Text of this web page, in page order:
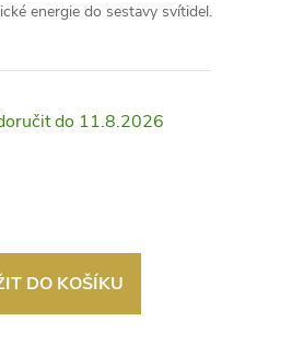
energie do sestavy svítidel.
11.8.2026
DO KOŠÍKU